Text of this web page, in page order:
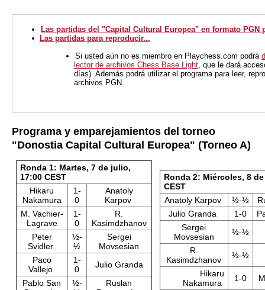
Las partidas del "Capital Cultural Europea" en formato PGN
Las partidas para reproducir...
Si usted aún no es miembro en Playchess.com podrá
lector de archivos Chess Base Light, que le dará
días). Además podrá utilizar el programa para leer,
archivos PGN.
Programa y emparejamientos del torneo
"Donostia Capital Cultural Europea" (Torneo A)
Ronda 1: Martes, 7 de julio,
17:00 CEST
Hikaru
Nakamura
1-
0
Anatoly
Karpov
M. Vachier-
Lagrave
1-
0
R.
Kasimdzhanov
Peter
Svidler
½-
½
Sergei
Movsesian
Paco
Vallejo
1-
0
Julio Granda
Pablo San
½-
Ruslan
Ronda 2: Miércoles, 8
CEST
Anatoly Karpov
½-½
Julio Granda
1-0
Sergei
Movsesian
½-½
R.
Kasimdzhanov
½-½
Hikaru
Nakamura
1-0